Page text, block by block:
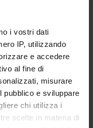
i vostri dati
IP, utilizzando
e accedere
al fine di
misurare
pubblico e sviluppare
chi utilizza i
scelte in materia di